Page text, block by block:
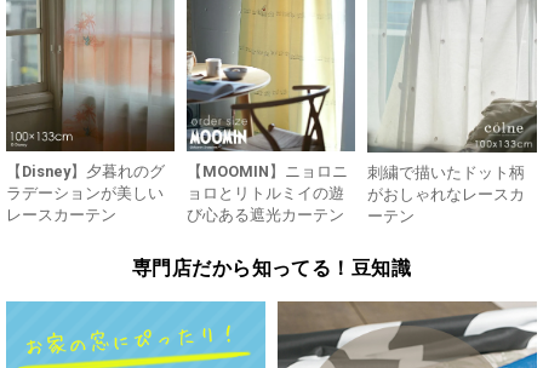
【Disney】夕暮れのグ
ラデーションが美しい
レースカーテン
【MOOMIN】ニョロニ
ョロとリトルミイの遊
び心ある遮光カーテン
刺繍で描いたドット柄
がおしゃれなレースカ
ーテン
専門店だから知ってる！豆知識